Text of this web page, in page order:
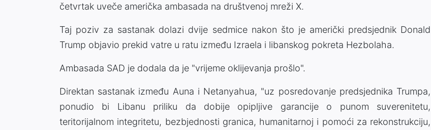
četvrtak uveče američka ambasada na društvenoj mreži X.
Taj poziv za sastanak dolazi dvije sedmice nakon što je američki predsjednik Donald
Trump objavio prekid vatre u ratu između Izraela i libanskog pokreta Hezbolaha.
Ambasada SAD je dodala da je "vrijeme oklijevanja prošlo".
Direktan sastanak između Auna i Netanyahua, "uz posredovanje predsjednika Trumpa,
ponudio bi Libanu priliku da dobije opipljive garancije o punom suverenitetu,
teritorijalnom integritetu, bezbjednosti granica, humanitarnoj i pomoći za rekonstrukciju,